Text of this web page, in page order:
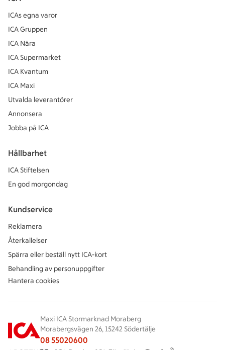
ICAs egna varor
ICA Gruppen
ICA Nära
ICA Supermarket
ICA Kvantum
ICA Maxi
Utvalda leverantörer
Annonsera
Jobba på ICA
Hållbarhet
ICA Stiftelsen
En god morgondag
Kundservice
Reklamera
Återkallelser
Spärra eller beställ nytt ICA-kort
Behandling av personuppgifter
Hantera cookies
Maxi ICA Stormarknad Moraberg
Morabergsvägen 26, 15242 Södertälje
08 55020600